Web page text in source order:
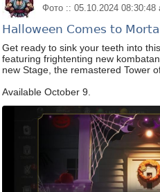
Фото :: 05.10.2024 08:30:48
Halloween Comes to
Get ready to sink your teeth into
featuring frightenting new
new Stage, the remastered Tower
Available October 9.